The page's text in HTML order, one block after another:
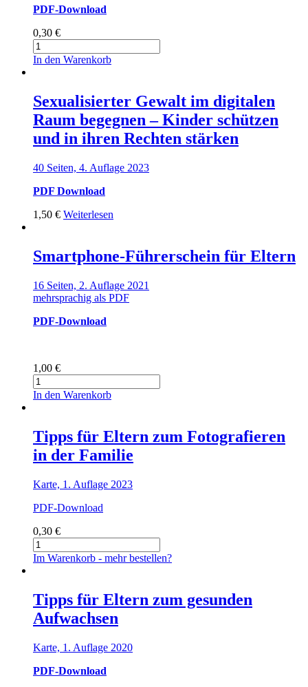
PDF-Download
0,30 €
Regeln
zur
In den Warenkorb
Sexualisierter Gewalt im digitalen
Raum begegnen – Kinder schützen
und in ihren Rechten stärken
40 Seiten, 4. Auflage 2023
PDF Download
1,50 € Weiterlesen
Smartphone-Führerschein für Eltern
16 Seiten, 2. Auflage 2021
mehrsprachig als PDF
PDF-Download
1,00 €
Smartphone-
Führerschein
Menge
In den Warenkorb
Tipps für Eltern zum Fotografieren
in der Familie
Karte, 1. Auflage 2023
PDF-Download
0,30 €
Tipps
für
Fotografieren
in
der
Familie
Menge
Im Warenkorb - mehr bestellen?
Tipps für Eltern zum gesunden
Aufwachsen
Karte, 1. Auflage 2020
PDF-Download